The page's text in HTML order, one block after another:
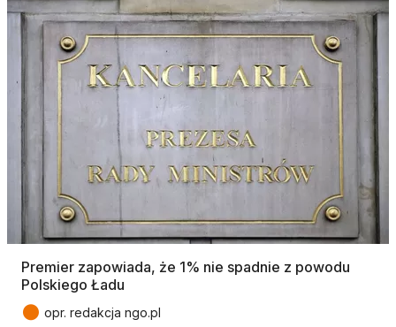
Premier zapowiada, że 1% nie spadnie z powodu
Polskiego Ładu
● opr. redakcja ngo.pl